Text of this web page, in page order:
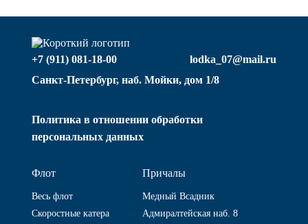
+7 (911) 081-18-00
lodka_07@mail.ru
Санкт-Петербург, наб. Мойки, дом 1/8
Политика в отношении обработки
персональных данных
Флот
Весь флот
Скоростные катера
Причалы
Медный Всадник
Адмиралтейская наб. 8